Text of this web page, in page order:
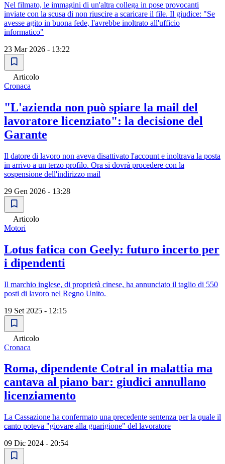
Nel filmato, le immagini di un'altra collega in pose provocanti
inviate con la scusa di non riuscire a scaricare il file. Il giudice: "Se
avesse agito in buona fede, l'avrebbe inoltrato all'ufficio
informatico"
23 Mar 2026 - 13:22
Articolo
Cronaca
"L'azienda non può spiare la mail del
lavoratore licenziato": la decisione del
Garante
Il datore di lavoro non aveva disattivato l'account e inoltrava la posta
in arrivo a un terzo profilo. Ora si dovrà procedere con la
sospensione dell'indirizzo mail
29 Gen 2026 - 13:28
Articolo
Motori
Lotus fatica con Geely: futuro incerto per
i dipendenti
Il marchio inglese, di proprietà cinese, ha annunciato il taglio di 550
posti di lavoro nel Regno Unito.
19 Set 2025 - 12:15
Articolo
Cronaca
Roma, dipendente Cotral in malattia ma
cantava al piano bar: giudici annullano
licenziamento
La Cassazione ha confermato una precedente sentenza per la quale il
canto poteva "giovare alla guarigione" del lavoratore
09 Dic 2024 - 20:54